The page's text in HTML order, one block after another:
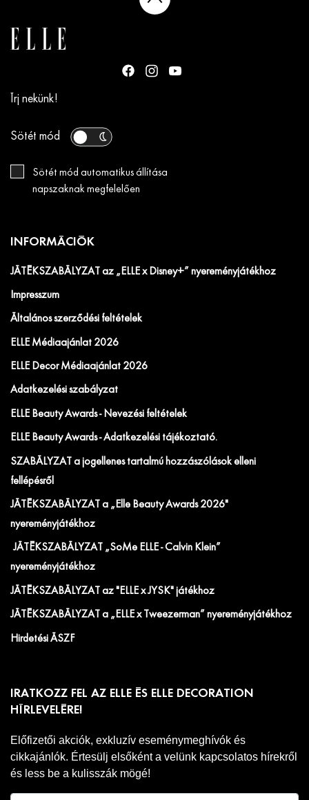
Írj nekünk!
Sötét mód
Sötét mód automatikus állítása
napszaknak megfelelően
INFORMÁCIÓK
JÁTÉKSZABÁLYZAT az „ELLE x Disney+” nyereményjátékhoz
Impresszum
Általános szerződési feltételek
ELLE Médiaajánlat 2026
ELLE Decor Médiaajánlat 2026
Adatkezelési szabályzat
ELLE Beauty Awards - Nevezési feltételek
ELLE Beauty Awards - Adatkezelési tájékoztató.
SZABÁLYZAT a jogellenes tartalmú hozzászólások elleni
fellépésről
JÁTÉKSZABÁLYZAT a „Elle Beauty Awards 2026"
nyereményjátékhoz
JÁTÉKSZABÁLYZAT „SoMe ELLE - Calvin Klein”
nyereményjátékhoz
JÁTÉKSZABÁLYZAT az "ELLE x JYSK" játékhoz
JÁTÉKSZABÁLYZAT a „ELLE x Tweezerman” nyereményjátékhoz
Hirdetési ÁSZF
IRATKOZZ FEL AZ ELLE ÉS ELLE DECORATION
HÍRLEVELÉRE!
Előfizetői akciók, exkluzív eseménymeghívók és
cikkajánlók. Értesülj elsőként a velünk kapcsolatos hírekről
és less be a kulisszák mögé!